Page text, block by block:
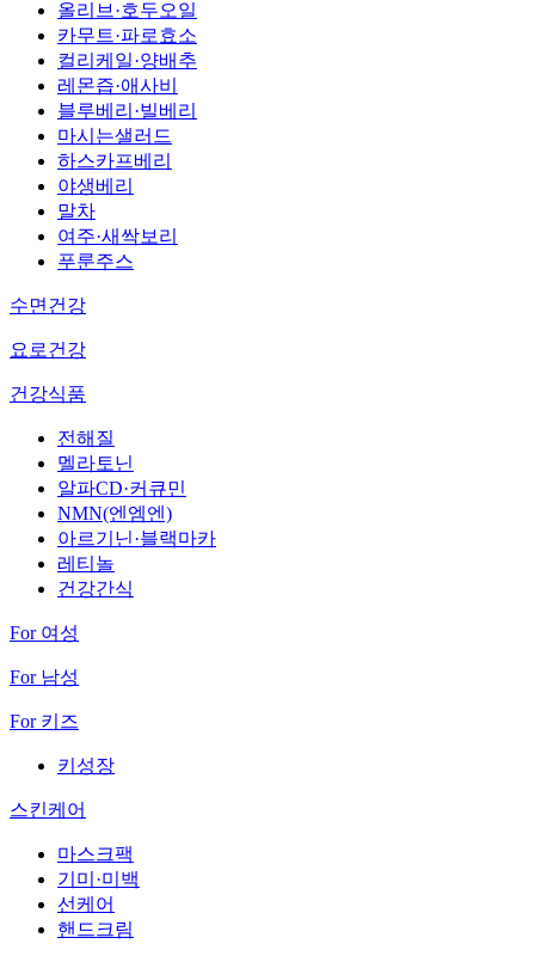
올리브·호두오일
카무트·파로효소
컬리케일·양배추
레몬즙·애사비
블루베리·빌베리
마시는샐러드
하스카프베리
야생베리
말차
여주·새싹보리
푸룬주스
수면건강
요로건강
건강식품
전해질
멜라토닌
알파CD·커큐민
NMN(엔엠엔)
아르기닌·블랙마카
레티놀
건강간식
For 여성
For 남성
For 키즈
키성장
스킨케어
마스크팩
기미·미백
선케어
핸드크림